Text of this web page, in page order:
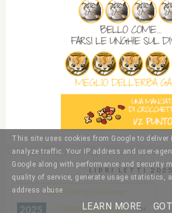
LIBRI LETTI 2025
2025 Reading Challenge
Il salotto del gatto libraiohas
This site uses cookies from Google to deliver
analyze traffic. Your IP address and user-
Google along with performance and security
quality of service, generate usage statistics,
address abuse.
LEARN MORE